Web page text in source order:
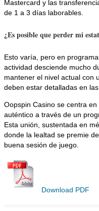
Mastercard y las
de 1 a 3 días laborables.
¿Es posible que perder mi
Esto varía, pero en
actividad desciende mucho
mantener el nivel actual con
deben estar detalladas en
Oopspin Casino se centra
auténtico a través de un
Esta unión, sustentada en
donde la lealtad se premie
buena sesión de juego.
Download PDF